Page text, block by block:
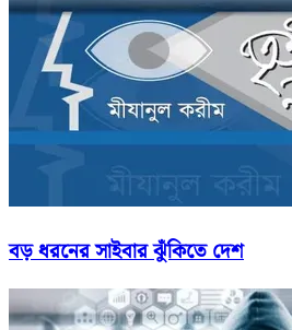
বড় ধরনের সাইবার ঝুঁকিতে দেশ